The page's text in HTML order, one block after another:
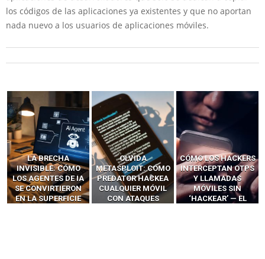
los códigos de las aplicaciones ya existentes y que no aportan
nada nuevo a los usuarios de aplicaciones móviles.
OLVIDA
METASPLOIT: CÓMO
PREDATOR HACKEA
CUALQUIER MÓVIL
CON ATAQUES
CÓMO LOS HACKERS
INTERCEPTAN OTPS
Y LLAMADAS
MÓVILES SIN
‘HACKEAR’ — EL
13 TÉCNICAS
RIDÍCULAMENTE
FÁCILES PARA
HACKEAR Y
EXPLOTAR